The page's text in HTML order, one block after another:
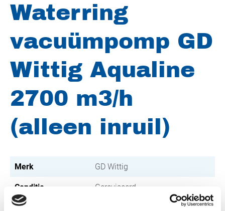
Waterring
vacuümpomp GD
Wittig Aqualine
2700 m3/h
(alleen inruil)
Merk GD Wittig
Conditie Gereviseerd
Artikelnummer